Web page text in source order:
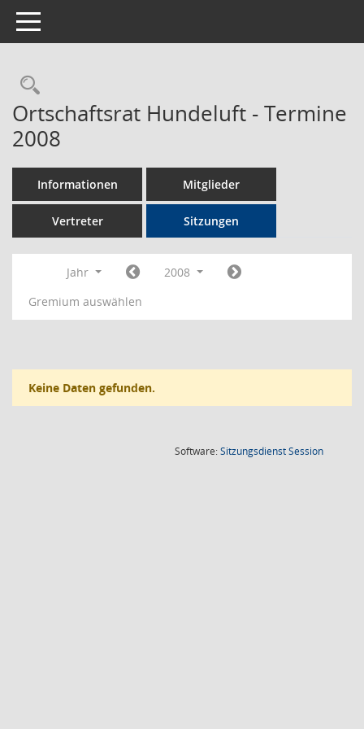
Toggle navigation
Rechercheauswahl
Ortschaftsrat Hundeluft - Termine
2008
Informationen Mitglieder
Vertreter Sitzungen
Jahr
2008
Gremium auswählen
Keine Daten gefunden.
Software:SitzungsdienstSession(Wird in